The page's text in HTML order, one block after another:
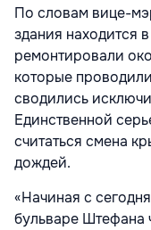
По словам вице-
здания находится
ремонтировали
которые
сводились
Единственной
считаться смена
дождей.
«Начиная с
бульваре Штефана